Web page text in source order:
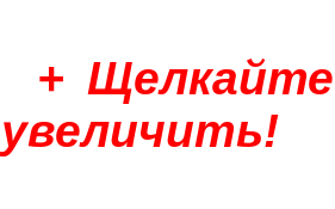
+
увеличить!